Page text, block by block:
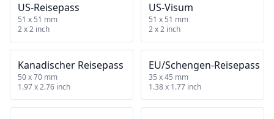
US‑Reisepass
51 x 51 mm
2 x 2 inch
US‑Visum
51 x 51 mm
2 x 2 inch
Kanadischer Reisepass
50 x 70 mm
1.97 x 2.76 inch
EU/Schengen‑Reisepass
35 x 45 mm
1.38 x 1.77 inch